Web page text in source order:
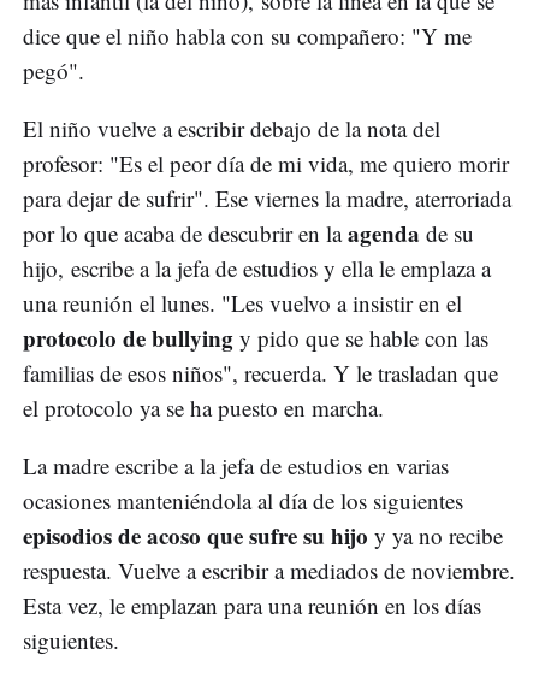
dice que el niño habla con su compañero: "Y me
pegó".
El niño vuelve a escribir debajo de la nota del
profesor: "Es el peor día de mi vida, me quiero morir
para dejar de sufrir". Ese viernes la madre, aterroriada
por lo que acaba de descubrir en laagenda de su
hijo, escribe a la jefa de estudios y ella le emplaza a
una reunión el lunes. "Les vuelvo a insistir en el
protocolo de bullying y pido que se hable con las
familias de esos niños", recuerda. Y le trasladan que
el protocolo ya se ha puesto en marcha.
La madre escribe a la jefa de estudios en varias
ocasiones manteniéndola al día de los siguientes
episodios de acoso que sufre su hijo y ya no recibe
respuesta. Vuelve a escribir a mediados de noviembre.
Esta vez, le emplazan para una reunión en los días
siguientes.